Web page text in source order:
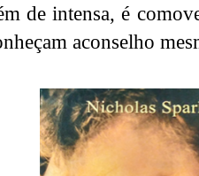
de intensa, é
aconselho